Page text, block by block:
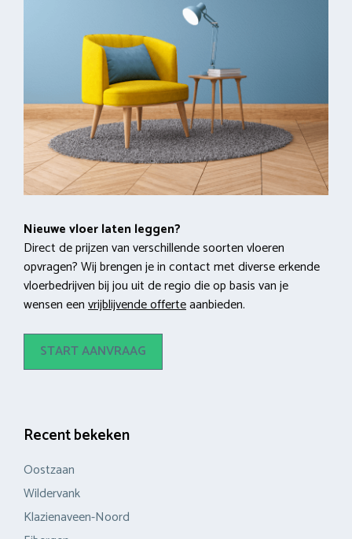
Nieuwe vloer laten leggen?
Direct de prijzen van verschillende soorten vloeren
opvragen? Wij brengen je in contact met diverse erkende
vloerbedrijven bij jou uit de regio die op basis van je
wensen eenvrijblijvende offerteaanbieden.
START AANVRAAG
Recent bekeken
Oostzaan
Wildervank
Klazienaveen-Noord